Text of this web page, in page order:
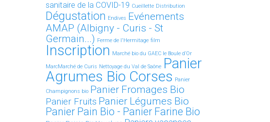
sanitaire de la COVID-19 Cueillette Distribution
Dégustation Endives Evénements
AMAP (Albigny - Curis - St
Germain...) Ferme de l'Hermitage film
Inscription Marché bio du GAEC le Boule d’Or
MarcMarché de Curis Nettoyage du Val de Saône Panier
Agrumes Bio Corses Panier
Champignons bio Panier Fromages Bio
Panier Fruits Panier Légumes Bio
Panier Pain Bio - Panier Farine Bio